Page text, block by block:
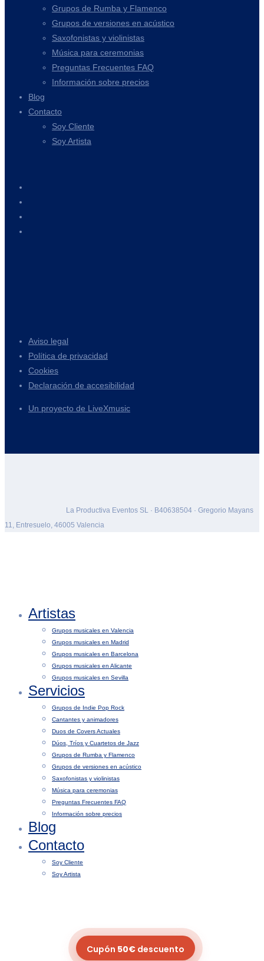
Cupón 50€ descuento
Grupos de Rumba y Flamenco
Grupos de versiones en acústico
Saxofonistas y violinistas
Música para ceremonias
Preguntas Frecuentes FAQ
Información sobre precios
Blog
Contacto
Soy Cliente
Soy Artista
Aviso legal
Política de privacidad
Cookies
Declaración de accesibilidad
Un proyecto de LiveXmusic
La Productiva Eventos SL · B40638504 · Gregorio Mayans
11, Entresuelo, 46005 Valencia
Artistas
Grupos musicales en Valencia
Grupos musicales en Madrid
Grupos musicales en Barcelona
Grupos musicales en Alicante
Grupos musicales en Sevilla
Servicios
Grupos de Indie Pop Rock
Cantantes y animadores
Duos de Covers Actuales
Dúos, Tríos y Cuartetos de Jazz
Grupos de Rumba y Flamenco
Grupos de versiones en acústico
Saxofonistas y violinistas
Música para ceremonias
Preguntas Frecuentes FAQ
Información sobre precios
Blog
Contacto
Soy Cliente
Soy Artista